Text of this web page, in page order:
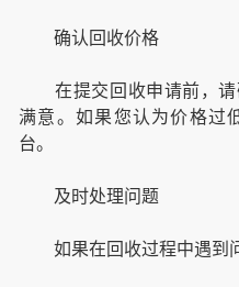
确认回收价格
在提交回收申请前，请
满意。如果您认为价格过
台。
及时处理问题
如果在回收过程中遇到问